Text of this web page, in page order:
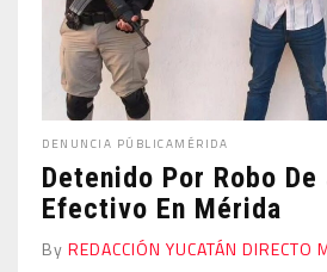
DENUNCIA PÚBLICAMÉRIDA
Detenido Por Robo De
Efectivo En Mérida
By REDACCIÓN YUCATÁN DIRECTO